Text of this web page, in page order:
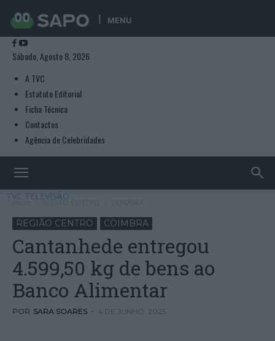
MENU
Sábado, Agosto 8, 2026
A TVC
Estatuto Editorial
Ficha Técnica
Contactos
Agência de Celebridades
TVC TELEVISÃO
Início REGIÃO CENTRO
REGIÃO CENTRO COIMBRA
Cantanhede entregou
4.599,50 kg de bens ao
Banco Alimentar
POR SARA SOARES - 4 DE JUNHO, 2025